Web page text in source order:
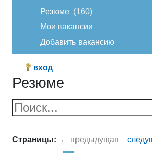
Резюме
160
Мои вакансии
Добавить вакансию
вход
Резюме